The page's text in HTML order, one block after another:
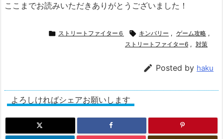
ここまでお読みいただきありがとうございました！
 ストリートファイター６  キンバリー , ゲーム攻略 ,
ストリートファイター6 , 対策
 Posted by haku
よろしければシェアお願いします